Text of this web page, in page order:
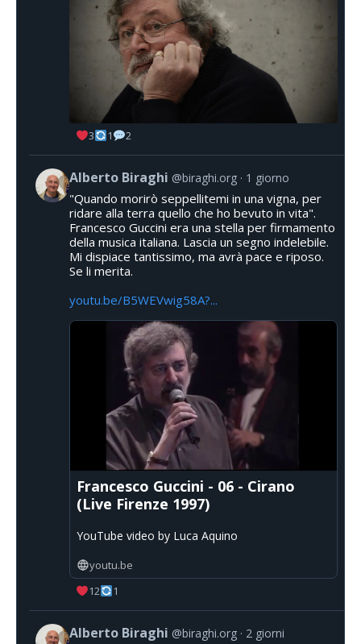
3 1 2
Alberto Biraghi @biraghi.org 1 giorno
"Quando morirò seppellitemi in una vigna, per
ridare alla terra quello che ho bevuto in vita".
Francesco Guccini era una stella per firmamento
della musica italiana. Lascia un segno indelebile.
Mi dispiace tantissimo, ma avrà pace e riposo.
Se li merita.
youtu.be/B5WEVwig58A?...
Francesco Guccini - 06 - Cirano
(Live Firenze 1997)
YouTube video by Luca Aquino
youtu.be
12
1
Alberto Biraghi @biraghi.org 2 giorni